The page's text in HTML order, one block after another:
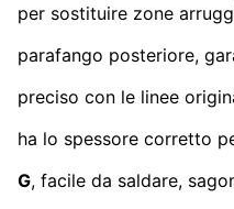
per sostituire zone
parafango posteriore,
preciso con le linee
ha lo spessore corretto
G, facile da saldare,